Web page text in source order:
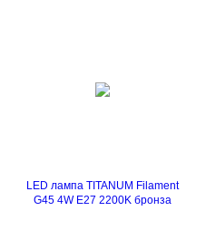
LED лампа TITANUM Filament
G45 4W E27 2200K бронза